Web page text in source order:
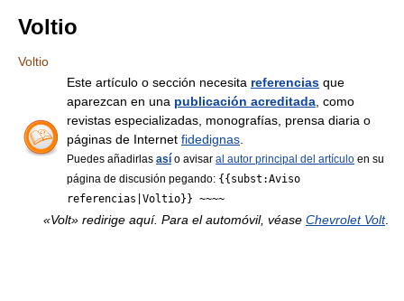
Voltio
Voltio
Este artículo o sección necesita referencias que
aparezcan en una publicación acreditada , como
revistas especializadas, monografías, prensa diaria o
páginas de Internet fidedignas
Puedes añadirlas así o avisar al autor principal del artículo en su
página de discusión pegando: {{subst:Aviso
referencias|Voltio}} ~~~~
«Volt» redirige aquí. Para el automóvil, véase Chevrolet Volt.